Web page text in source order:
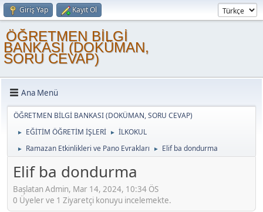
Giriş Yap Kayıt Ol
ÖĞRETMEN BİLGİ
BANKASI (DOKÜMAN,
SORU CEVAP)
Ana Menü
ÖĞRETMEN BİLGİ BANKASI (DOKÜMAN, SORU CEVAP)
► EĞİTİM ÖĞRETİM İŞLERİ ► İLKOKUL
► Ramazan Etkinlikleri ve Pano Evrakları ► Elif ba dondurma
Elif ba dondurma
Başlatan Admin, Mar 14, 2024, 10:34 ÖS
0 Üyeler ve 1 Ziyaretçi konuyu incelemekte.